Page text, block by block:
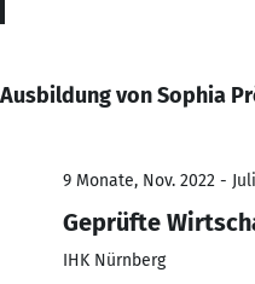
Ausbildung von Sophia
9 Monate, Nov. 2022 -
Geprüfte
IHK Nürnberg